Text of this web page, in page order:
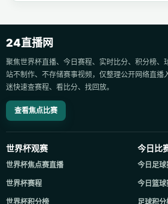
24直播网
聚焦世界杯直播、今日赛程、实时比分、积分榜、
站不制作、不存储赛事视频，仅整理公开网络直播
迷快速查赛程、看比分、找回放。
查看焦点比赛
世界杯观赛
世界杯焦点赛直播
世界杯赛程
世界杯积分榜
今日比
今日足球
今日篮球
足球积分